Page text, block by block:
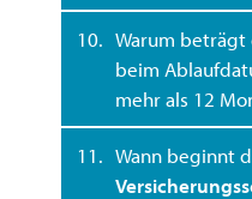
10. Warum
beim
mehr als 12
11. Wann beginnt